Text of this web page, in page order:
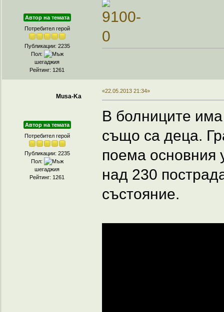
Автор на темата
Потребител герой
Публикации: 2235
Пол:
шегаджия
Рейтинг: 1261
Musa-Ka
Автор на темата
Потребител герой
Публикации: 2235
Пол:
шегаджия
Рейтинг: 1261
«22.05.2013 21:34»
В болниците има
също са деца.
поема основния
над 230
състояние.